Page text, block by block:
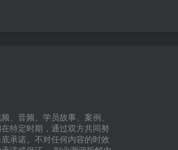
、音频、学员故事、案例、
特定时期，通过双方共同努
承诺。不对任何内容的时效